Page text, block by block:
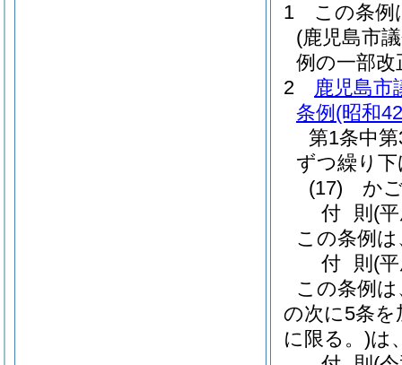
1
この条例
(鹿児島市
例の一部改
2
鹿児島市
条例 (昭和
第1条中
ずつ繰り
(17) かご
付 則 (
この条例
付 則 (
この条例
の次に5条を
に限る。)は